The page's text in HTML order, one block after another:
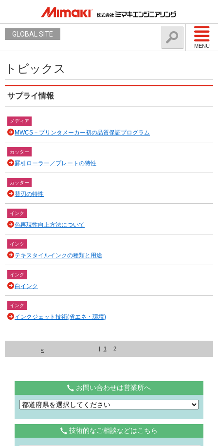
MENU
GLOBAL SITE
トピックス
サプライ情報
メディア
MWCS－プリンタメーカー初の品質保証プログラム
カッター
罫引ローラー／プレートの特性
カッター
替刃の特性
インク
色再現性向上方法について
インク
テキスタイルインクの種類と用途
インク
白インク
インク
インクジェット技術(省エネ・環境)
« | 1 2
お問い合わせは営業所へ
技術的なご相談などはこちら